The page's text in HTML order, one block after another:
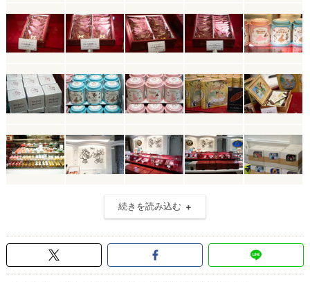
続きを読み込む